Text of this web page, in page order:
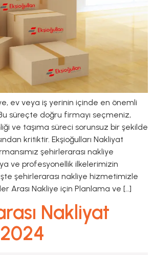
ev veya iş yerinin içinde en önemli
süreçte doğru firmayı seçmeniz,
ve taşıma süreci sorunsuz bir şekilde
kritiktir. Ekşioğulları Nakliyat
şehirlerarası nakliye
ve profesyonellik ilkelerimizin
şehirlerarası nakliye hizmetimizle
Arası Nakliye için Planlama ve […]
Nakliyat